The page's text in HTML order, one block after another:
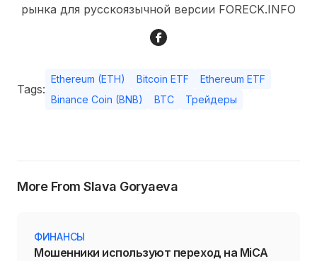
рынка для русскоязычной версии FORECK.INFO
Tags:
Ethereum (ETH) Bitcoin ETF
Ethereum ETF
Binance Coin (BNB)
BTC Трейдеры
More From Slava Goryaeva
ФИНАНСЫ
Мошенники используют переход на MiCA